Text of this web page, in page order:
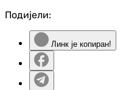
Подијели:
Линк је копиран!